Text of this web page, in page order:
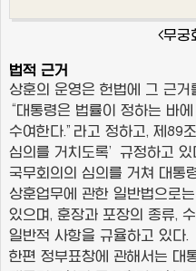
<무궁
법적 근거
상훈의 운영은 헌법에 그 근거
“대통령은 법률이 정하는 바
수여한다.”라고 정하고, 제89
심의를 거치도록’ 규정하고
국무회의의 심의를 거쳐 대통
상훈업무에 관한 일반법으로
있으며, 훈장과 포장의 종류,
일반적 사항을 규율하고 있다.
한편 정부표창에 관해서는 대